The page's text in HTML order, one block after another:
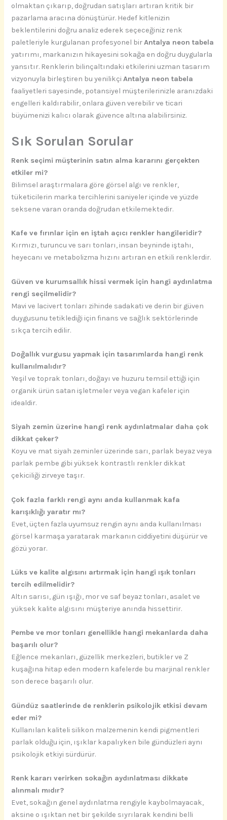
olmaktan çıkarıp, doğrudan satışları artıran kritik bir
pazarlama aracına dönüştürür. Hedef kitlenizin
beklentilerini doğru analiz ederek seçeceğiniz renk
paletleriyle kurgulanan profesyonel birAntalya neon tabela
yatırımı, markanızın hikayesini sokağa en doğru duygularla
yansıtır. Renklerin bilinçaltındaki etkilerini uzman tasarım
vizyonuyla birleştiren bu yenilikçiAntalya neon tabela
faaliyetleri sayesinde, potansiyel müşterilerinizle aranızdaki
engelleri kaldırabilir, onlara güven verebilir ve ticari
büyümenizi kalıcı olarak güvence altına alabilirsiniz.
Sık Sorulan Sorular
Renk seçimi müşterinin satın alma kararını gerçekten
etkiler mi?
Bilimsel araştırmalara göre görsel algı ve renkler,
tüketicilerin marka tercihlerini saniyeler içinde ve yüzde
seksene varan oranda doğrudan etkilemektedir.
Kafe ve fırınlar için en iştah açıcı renkler hangileridir?
Kırmızı, turuncu ve sarı tonları, insan beyninde iştahı,
heyecanı ve metabolizma hızını artıran en etkili renklerdir.
Güven ve kurumsallık hissi vermek için hangi aydınlatma
rengi seçilmelidir?
Mavi ve lacivert tonları zihinde sadakati ve derin bir güven
duygusunu tetiklediği için finans ve sağlık sektörlerinde
sıkça tercih edilir.
Doğallık vurgusu yapmak için tasarımlarda hangi renk
kullanılmalıdır?
Yeşil ve toprak tonları, doğayı ve huzuru temsil ettiği için
organik ürün satan işletmeler veya vegan kafeler için
idealdir.
Siyah zemin üzerine hangi renk aydınlatmalar daha çok
dikkat çeker?
Koyu ve mat siyah zeminler üzerinde sarı, parlak beyaz veya
parlak pembe gibi yüksek kontrastlı renkler dikkat
çekiciliği zirveye taşır.
Çok fazla farklı rengi aynı anda kullanmak kafa
karışıklığı yaratır mı?
Evet, üçten fazla uyumsuz rengin aynı anda kullanılması
görsel karmaşa yaratarak markanın ciddiyetini düşürür ve
gözü yorar.
Lüks ve kalite algısını artırmak için hangi ışık tonları
tercih edilmelidir?
Altın sarısı, gün ışığı, mor ve saf beyaz tonları, asalet ve
yüksek kalite algısını müşteriye anında hissettirir.
Pembe ve mor tonları genellikle hangi mekanlarda daha
başarılı olur?
Eğlence mekanları, güzellik merkezleri, butikler ve Z
kuşağına hitap eden modern kafelerde bu marjinal renkler
son derece başarılı olur.
Gündüz saatlerinde de renklerin psikolojik etkisi devam
eder mi?
Kullanılan kaliteli silikon malzemenin kendi pigmentleri
parlak olduğu için, ışıklar kapalıyken bile gündüzleri aynı
psikolojik etkiyi sürdürür.
Renk kararı verirken sokağın aydınlatması dikkate
alınmalı mıdır?
Evet, sokağın genel aydınlatma rengiyle kaybolmayacak,
aksine o ışıktan net bir şekilde sıyrılarak kendini belli